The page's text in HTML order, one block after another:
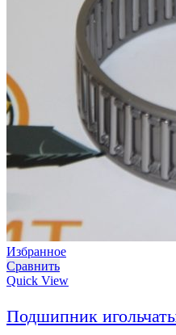
Избранное
Сравнить
Quick View
Подшипник